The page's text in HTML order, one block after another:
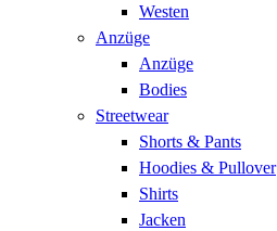
Westen
Anzüge
Anzüge
Bodies
Streetwear
Shorts & Pants
Hoodies & Pullover
Shirts
Jacken